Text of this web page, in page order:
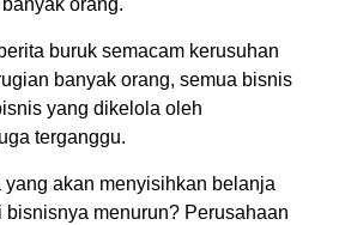
orang.
buruk semacam kerusuhan
banyak orang, semua bisnis
yang dikelola oleh
terganggu.
yang akan menyisihkan belanja
menurun? Perusahaan